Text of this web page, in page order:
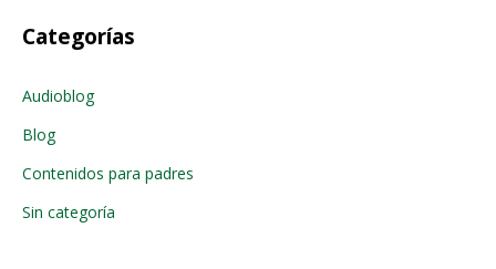
Categorías
Audioblog
Blog
Contenidos para padres
Sin categoría